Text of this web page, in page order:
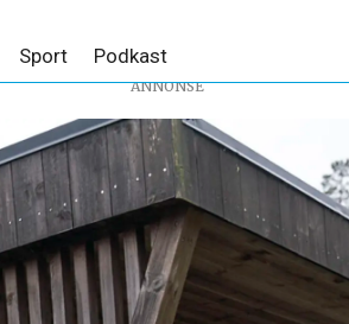
Sport Podkast
ANNONSE